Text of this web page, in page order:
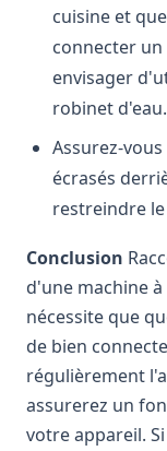
cuisine et
connecter un
envisager
robinet d'eau.
Assurez-
écrasés
restreindre
Conclusion
d'une machine
nécessite que
de bien
régulièrement
assurerez un
votre appareil.